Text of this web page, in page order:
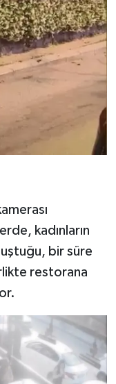
kadınların
bir süre
restorana